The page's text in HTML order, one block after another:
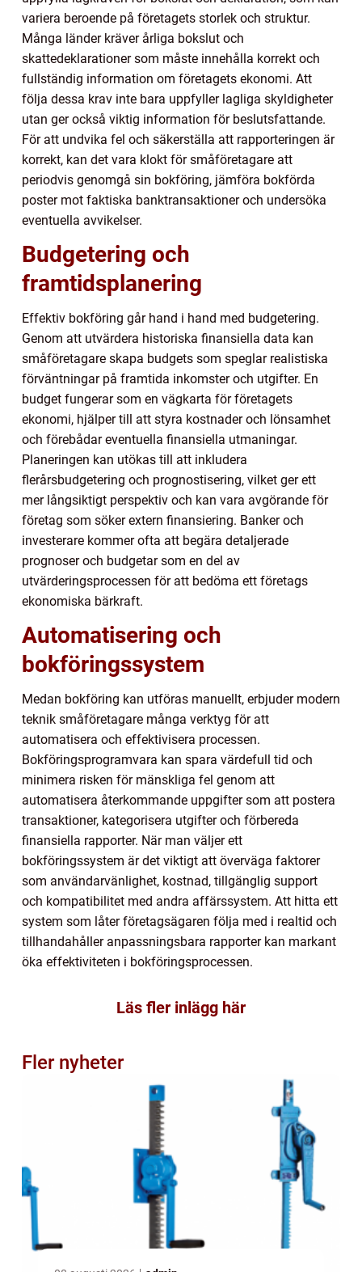
variera beroende på företagets storlek och struktur.
Många länder kräver årliga bokslut och
skattedeklarationer som måste innehålla korrekt och
fullständig information om företagets ekonomi. Att
följa dessa krav inte bara uppfyller lagliga skyldigheter
utan ger också viktig information för beslutsfattande.
För att undvika fel och säkerställa att rapporteringen är
korrekt, kan det vara klokt för småföretagare att
periodvis genomgå sin bokföring, jämföra bokförda
poster mot faktiska banktransaktioner och undersöka
eventuella avvikelser.
Budgetering och
framtidsplanering
Effektiv bokföring går hand i hand med budgetering.
Genom att utvärdera historiska finansiella data kan
småföretagare skapa budgets som speglar realistiska
förväntningar på framtida inkomster och utgifter. En
budget fungerar som en vägkarta för företagets
ekonomi, hjälper till att styra kostnader och lönsamhet
och förebådar eventuella finansiella utmaningar.
Planeringen kan utökas till att inkludera
flerårsbudgetering och prognostisering, vilket ger ett
mer långsiktigt perspektiv och kan vara avgörande för
företag som söker extern finansiering. Banker och
investerare kommer ofta att begära detaljerade
prognoser och budgetar som en del av
utvärderingsprocessen för att bedöma ett företags
ekonomiska bärkraft.
Automatisering och
bokföringssystem
Medan bokföring kan utföras manuellt, erbjuder modern
teknik småföretagare många verktyg för att
automatisera och effektivisera processen.
Bokföringsprogramvara kan spara värdefull tid och
minimera risken för mänskliga fel genom att
automatisera återkommande uppgifter som att postera
transaktioner, kategorisera utgifter och förbereda
finansiella rapporter. När man väljer ett
bokföringssystem är det viktigt att överväga faktorer
som användarvänlighet, kostnad, tillgänglig support
och kompatibilitet med andra affärssystem. Att hitta ett
system som låter företagsägaren följa med i realtid och
tillhandahåller anpassningsbara rapporter kan markant
öka effektiviteten i bokföringsprocessen.
Läs fler inlägg här
Fler nyheter